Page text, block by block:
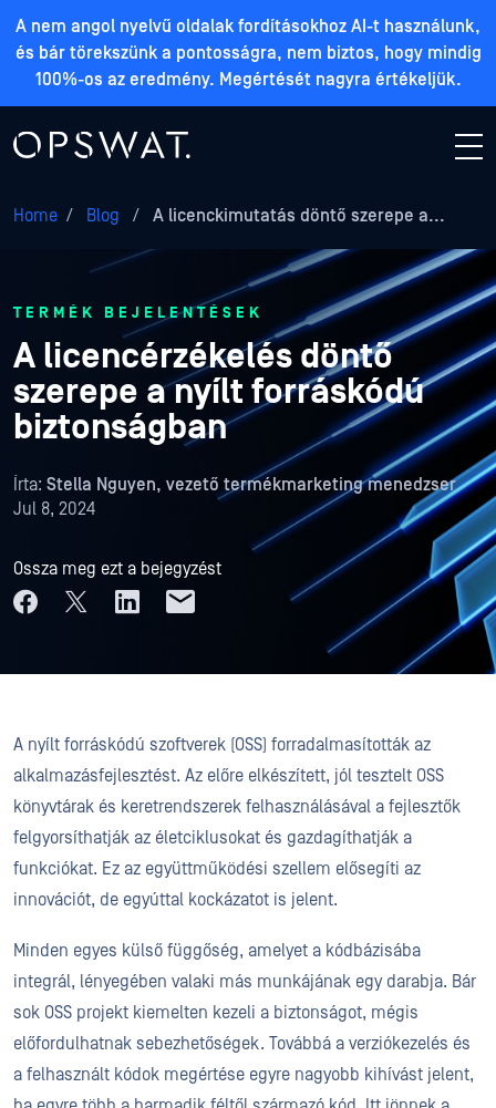
A nem angol nyelvű oldalak fordításokhoz AI-t használunk,
és bár törekszünk a pontosságra, nem biztos, hogy mindig
100%-os az eredmény. Megértését nagyra értékeljük.
Home / Blog / A licenckimutatás döntő szerepe a...
TERMÉK BEJELENTÉSEK
A licencérzékelés döntő
szerepe a nyílt forráskódú
biztonságban
Írta: Stella Nguyen, vezető termékmarketing menedzser
Jul 8, 2024
Ossza meg ezt a bejegyzést
A nyílt forráskódú szoftverek (OSS) forradalmasították az
alkalmazásfejlesztést. Az előre elkészített, jól tesztelt OSS
könyvtárak és keretrendszerek felhasználásával a fejlesztők
felgyorsíthatják az életciklusokat és gazdagíthatják a
funkciókat. Ez az együttműködési szellem elősegíti az
innovációt, de egyúttal kockázatot is jelent.
Minden egyes külső függőség, amelyet a kódbázisába
integrál, lényegében valaki más munkájának egy darabja. Bár
sok OSS projekt kiemelten kezeli a biztonságot, mégis
előfordulhatnak sebezhetőségek. Továbbá a verziókezelés és
a felhasznált kódok megértése egyre nagyobb kihívást jelent,